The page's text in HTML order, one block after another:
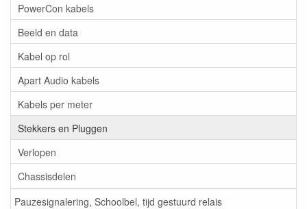
PowerCon kabels
Beeld en data
Kabel op rol
Apart Audio kabels
Kabels per meter
Stekkers en Pluggen
Verlopen
Chassisdelen
Pauzesignalering, Schoolbel, tijd gestuurd relais